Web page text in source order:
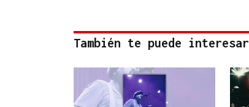
También te puede interesar